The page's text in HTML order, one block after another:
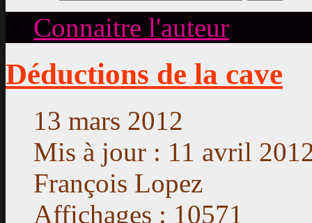
Connaitre l'auteur
Déductions de la cave
13 mars 2012
Mis à jour : 11 avril
François Lopez
Affichages : 10571